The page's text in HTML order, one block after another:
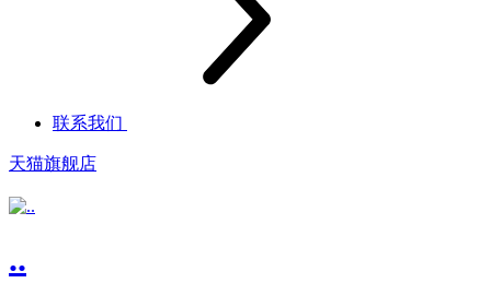
联系我们
天猫旗舰店
..